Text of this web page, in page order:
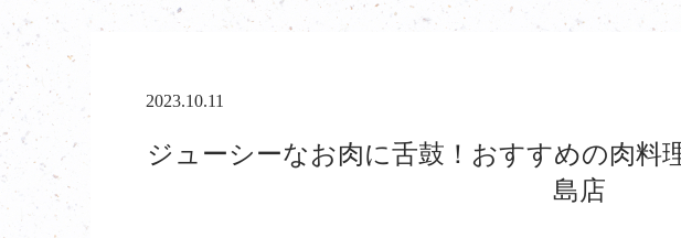
2023.10.11
ジューシーなお肉に舌鼓！おすすめの肉料
島店